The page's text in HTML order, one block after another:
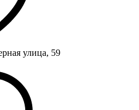
улица, 59